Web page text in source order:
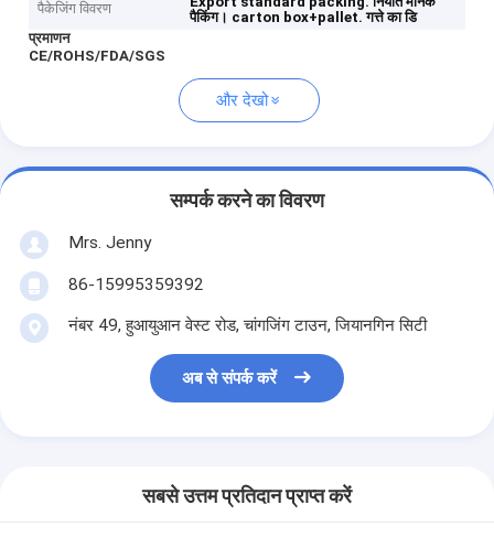
पैकेजिंग विवरण
पैकिंग। carton box+pallet. गत्ते का डि
प्रमाणन
CE/ROHS/FDA/SGS
और देखो
सम्पर्क करने का विवरण
Mrs. Jenny
86-15995359392
नंबर 49, हुआयुआन वेस्ट रोड, चांगजिंग टाउन, जियानगिन सिटी
अब से संपर्क करें
सबसे उत्तम प्रतिदान प्राप्त करें